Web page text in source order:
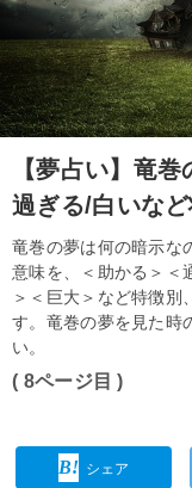
【夢占い】竜
過ぎる/白いなど
竜巻の夢は何の暗示な
意味を、＜助かる＞＜
＞＜巨大＞など特徴別
す。竜巻の夢を見た時
い。
( 8ページ目 )
シェア